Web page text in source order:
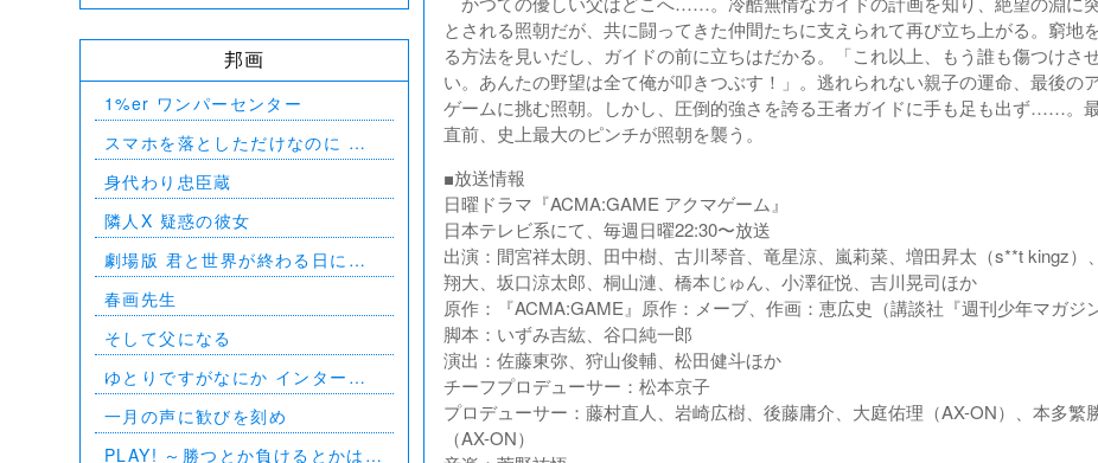
とされる照朝だが、共に闘ってきた仲間たちに支えられて再び立ち上がる。窮地
る方法を見いだし、ガイドの前に立ちはだかる。「これ以上、もう誰も傷つけさ
い。あんたの野望は全て俺が叩きつぶす！」。逃れられない親子の運命、最後の
ゲームに挑む照朝。しかし、圧倒的強さを誇る王者ガイドに手も足も出ず……。
直前、史上最大のピンチが照朝を襲う。
■放送情報
日曜ドラマ『ACMA:GAME アクマゲーム』
日本テレビ系にて、毎週日曜22:30〜放送
出演：間宮祥太朗、田中樹、古川琴音、竜星涼、嵐莉菜、増田昇太（s**t kingz）
翔大、坂口涼太郎、桐山漣、橋本じゅん、小澤征悦、吉川晃司ほか
原作：『ACMA:GAME』原作：メーブ、作画：恵広史（講談社『週刊少年マガジ
脚本：いずみ吉紘、谷口純一郎
演出：佐藤東弥、狩山俊輔、松田健斗ほか
チーフプロデューサー：松本京子
プロデューサー：藤村直人、岩崎広樹、後藤庸介、大庭佑理（AX-ON）、本多繁
（AX-ON）
ディーズ
邦画
1%er ワンパーセンター
スマホを落としただけなのに 囚
われの殺人鬼
身代わり忠臣蔵
隣人X 疑惑の彼女
劇場版 君と世界が終わる日に
FINAL
春画先生
そして父になる
ゆとりですがなにか インターナ
ショナル
一月の声に歓びを刻め
PLAY! ～勝つとか負けるとかは、